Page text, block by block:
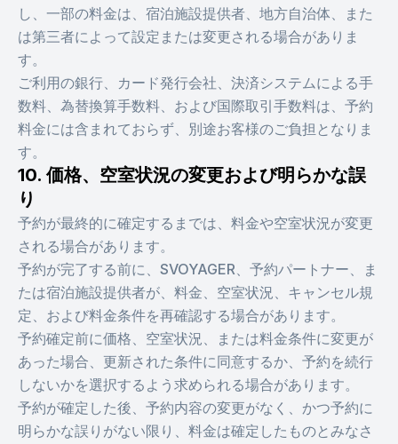
し、一部の料金は、宿泊施設提供者、地方自治体、また
は第三者によって設定または変更される場合がありま
す。
ご利用の銀行、カード発行会社、決済システムによる手
数料、為替換算手数料、および国際取引手数料は、予約
料金には含まれておらず、別途お客様のご負担となりま
す。
10. 価格、空室状況の変更および明らかな誤
り
予約が最終的に確定するまでは、料金や空室状況が変更
される場合があります。
予約が完了する前に、SVOYAGER、予約パートナー、ま
たは宿泊施設提供者が、料金、空室状況、キャンセル規
定、および料金条件を再確認する場合があります。
予約確定前に価格、空室状況、または料金条件に変更が
あった場合、更新された条件に同意するか、予約を続行
しないかを選択するよう求められる場合があります。
予約が確定した後、予約内容の変更がなく、かつ予約に
明らかな誤りがない限り、料金は確定したものとみなさ